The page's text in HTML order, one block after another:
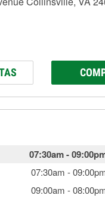
07:30am-
07:30am -
09:00am -